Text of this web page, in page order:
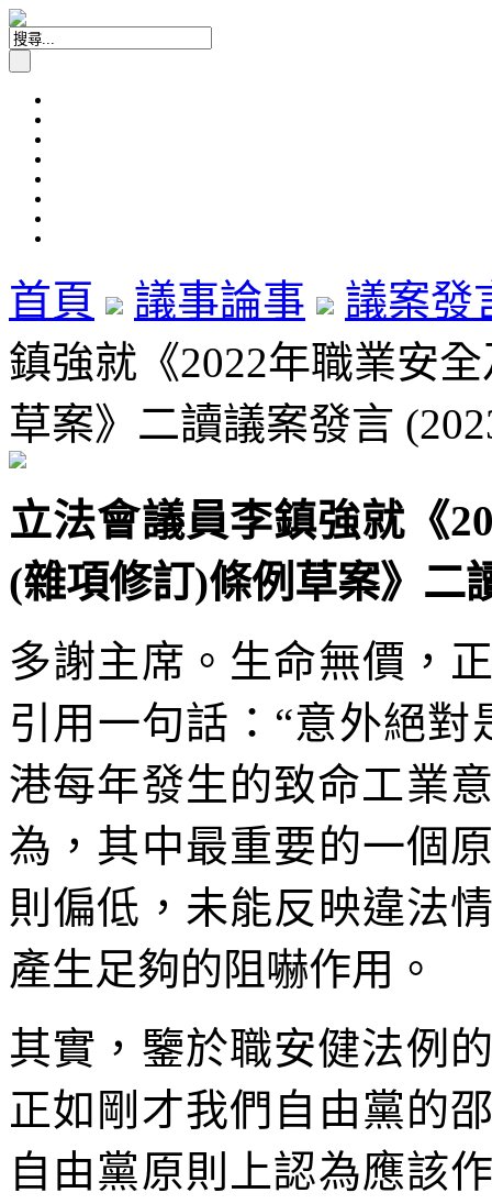
首頁 議事論事
議案發
鎮強就《2022年職業安
草案》二讀議案發言
立法會議員李鎮強就《
(雜項修訂)條例草案》二
多謝主席。生命無價，
引用一句話：“意外絕對
港每年發生的致命工業
為，其中最重要的一個
則偏低，未能反映違法
產生足夠的阻嚇作用。
其實，鑒於職安健法例
正如剛才我們自由黨的
自由黨原則上認為應該